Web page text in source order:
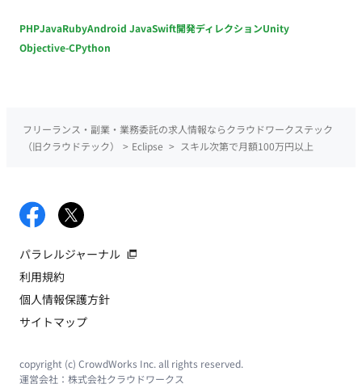
PHPJavaRubyAndroid JavaSwift開発ディレクションUnity
Objective-CPython
フリーランス・副業・業務委託の求人情報ならクラウドワークステック
（旧クラウドテック）
> Eclipse > スキル次第で月額100万円以上
パラレルジャーナル
利用規約
個人情報保護方針
サイトマップ
copyright (c) CrowdWorks Inc. all rights reserved.
運営会社： 株式会社クラウドワークス